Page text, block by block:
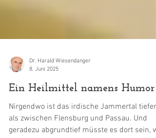
Dr. Harald Wiesendanger
8. Juni 2025
Ein Heilmittel namens Humor
Nirgendwo ist das irdische Jammertal tiefer